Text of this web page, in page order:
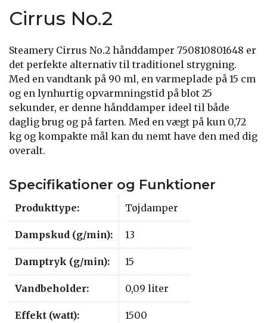
Cirrus No.2
Steamery Cirrus No.2 hånddamper 750810801648 er
det perfekte alternativ til traditionel strygning.
Med en vandtank på 90 ml, en varmeplade på 15 cm
og en lynhurtig opvarmningstid på blot 25
sekunder, er denne hånddamper ideel til både
daglig brug og på farten. Med en vægt på kun 0,72
kg og kompakte mål kan du nemt have den med dig
overalt.
Specifikationer og Funktioner
Produkttype: Tøjdamper
Dampskud (g/min): 13
Damptryk (g/min): 15
Vandbeholder: 0,09 liter
Effekt (watt): 1500